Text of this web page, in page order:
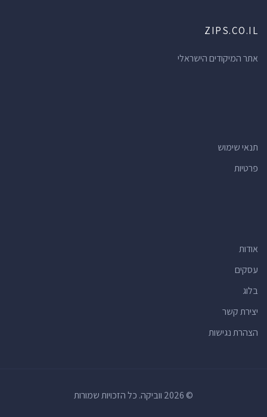
ZIPS.CO.IL
אתר המיקודים הישראלי
תנאי שימוש
פרטיות
אודות
עסקים
בלוג
יצירת קשר
הצהרת נגישות
© 2026 ווביקה. כל הזכויות שמורות